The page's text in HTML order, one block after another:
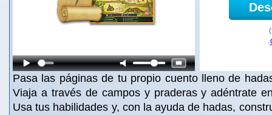
Pasa las páginas de tu propio cuento lleno de
Viaja a través de campos y praderas y adéntrate
Usa tus habilidades y, con la ayuda de hadas,